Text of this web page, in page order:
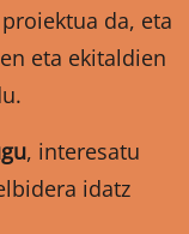
da, eta
eta ekitaldien
, interesatu
idatz